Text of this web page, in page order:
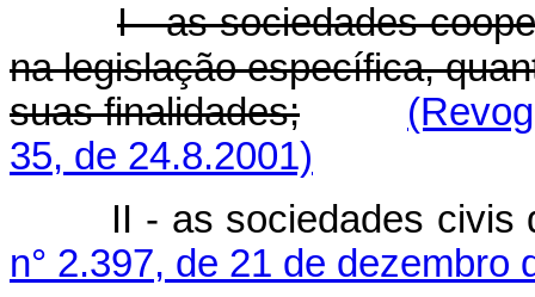
I - as sociedades
na legislação específica,
suas finalidades;
35, de 24.8.2001)
II - as sociedades civis
n° 2.397, de 21 de dezembro